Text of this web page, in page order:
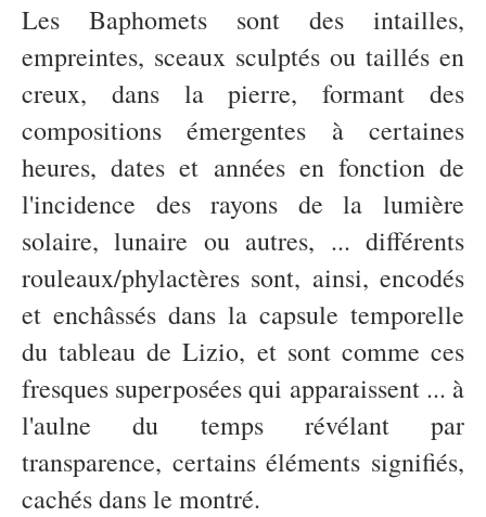
Les Baphomets sont des intailles,
empreintes, sceaux sculptés ou taillés en
creux, dans la pierre, formant des
compositions émergentes à certaines
heures, dates et années en fonction de
l'incidence des rayons de la lumière
solaire, lunaire ou autres, ... différents
rouleaux/phylactères sont, ainsi, encodés
et enchâssés dans la capsule temporelle
du tableau de Lizio, et sont comme ces
fresques superposées qui apparaissent ... à
l'aulne du temps révélant par
transparence, certains éléments signifiés,
cachés dans le montré.